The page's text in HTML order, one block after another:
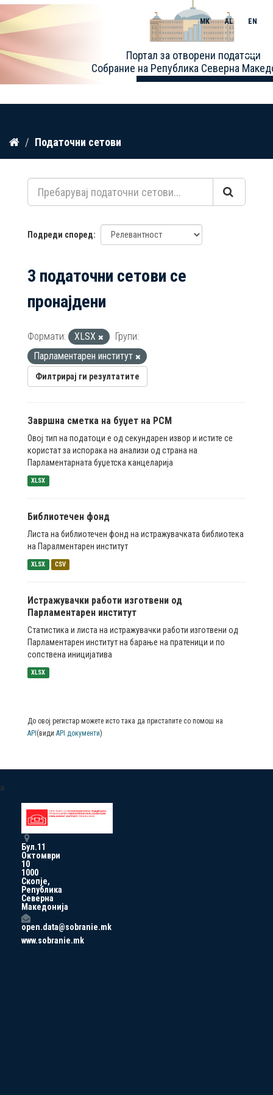
Прескокнете
содржина
Портал за отворени податоци
Собрание на Република Северна
MK AL EN
Toggle
Податочни сетови
Подреди според
3 податочни сетови се
пронајдени
Формати: XLSX
Групи:
Парламентарен институт
Филтрирај ги резултатите
Завршна сметка на буџет на РСМ
Овој тип на податоци е од секундарен извор и истите се
користат за испорака на анализи од страна на
Парламентарната буџетска канцеларија
XLSX
Библиотечен фонд
Листа на библиотечен фонд на истражувачката библиотека
на Паралментарен институт
XLSX CSV
Истражувачки работи изготвени од
Парламентарен институт
Статистика и листа на истражувачки работи изготвени од
Парламентарен институт на барање на пратеници и по
сопствена иницијатива
XLSX
До овој регистар можете исто така да пристапите со помош на
API (види API документи)
a
Бул.11
Октомври
10
1000
Скопје,
Република
Северна
Македонија
open.data@sobranie.mk
www.sobranie.mk